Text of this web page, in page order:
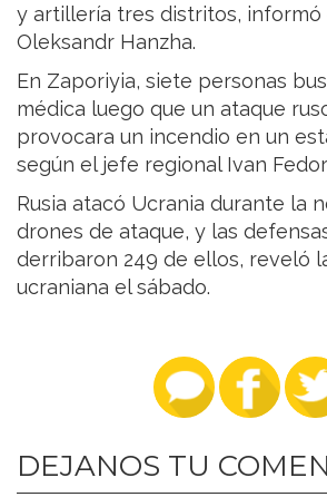
y artillería tres distritos,
Oleksandr Hanzha.
En Zaporiyia, siete personas
médica luego que un ataque
provocara un incendio en un
según el jefe regional Ivan
Rusia atacó Ucrania durante la
drones de ataque, y las
derribaron 249 de ellos, reveló
ucraniana el sábado.
DEJANOS TU